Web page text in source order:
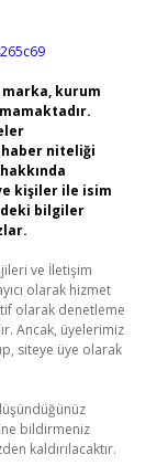
kurum
niteliği
kişiler ile isim
bilgiler
ve İletişim
olarak hizmet
olarak denetleme
Ancak, üyelerimiz
siteye üye olarak
bildirmeniz
kaldırılacaktır.